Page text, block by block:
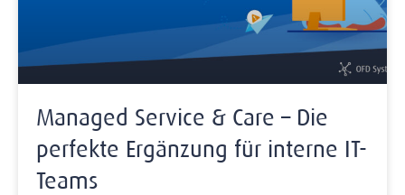
Managed Service & Care – Die
perfekte Ergänzung für interne IT-
Teams